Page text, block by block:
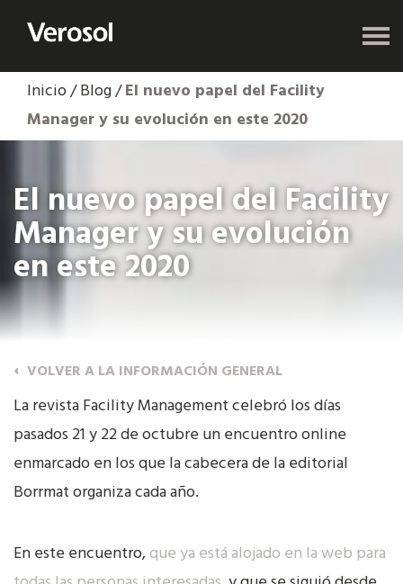
Inicio/Blog/El nuevo papel del Facility
Manager y su evolución en este 2020
El nuevo papel del Facility
Manager y su evolución
en este 2020
VOLVER A LA INFORMACIÓN GENERAL
La revista Facility Management celebró los días
pasados 21 y 22 de octubre un encuentro online
enmarcado en los que la cabecera de la editorial
Borrmat organiza cada año.
En este encuentro,que ya está alojado en la web para